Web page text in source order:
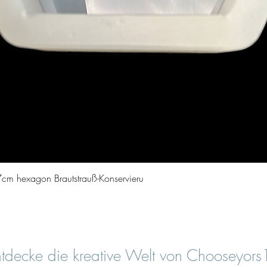
Vista rapida
hexagon Brautstrauß-Konservieru
die kreative Welt von